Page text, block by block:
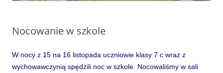
Nocowanie w szkole
W nocy z 15 na 16 listopada uczniowie klasy 7 c wraz z
wychowawczynią spędzili noc w szkole. Nocowaliśmy w sali